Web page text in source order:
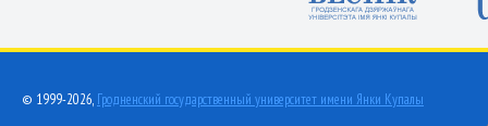
© 1999-2026, Гродненский государственный университет имени Янки Купалы